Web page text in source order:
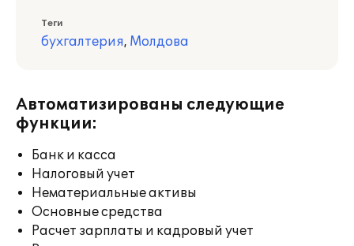
Теги
бухгалтерия, Молдова
Автоматизированы следующие
функции:
Банк и касса
Налоговый учет
Нематериальные активы
Основные средства
Расчет зарплаты и кадровый учет